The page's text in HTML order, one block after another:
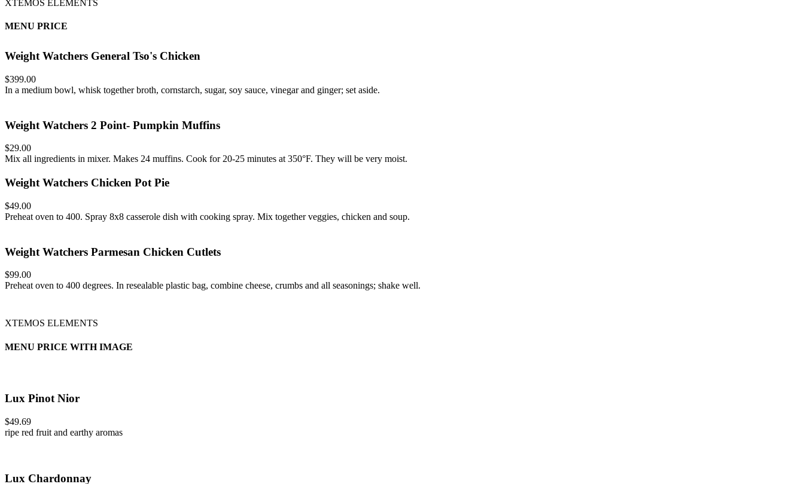
XTEMOS ELEMENTS
MENU PRICE
Weight Watchers General Tso's Chicken
$399.00
In a medium bowl, whisk together broth, cornstarch, sugar, soy sauce, vinegar and ginger; set aside.
Weight Watchers 2 Point- Pumpkin Muffins
$29.00
Mix all ingredients in mixer. Makes 24 muffins. Cook for 20-25 minutes at 350°F. They will be very moist.
Weight Watchers Chicken Pot Pie
$49.00
Preheat oven to 400. Spray 8x8 casserole dish with cooking spray. Mix together veggies, chicken and soup.
Weight Watchers Parmesan Chicken Cutlets
$99.00
Preheat oven to 400 degrees. In resealable plastic bag, combine cheese, crumbs and all seasonings; shake well.
XTEMOS ELEMENTS
MENU PRICE WITH IMAGE
Lux Pinot Nior
$49.69
ripe red fruit and earthy aromas
Lux Chardonnay